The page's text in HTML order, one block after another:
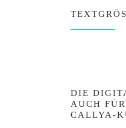
DIE
AUCH
CALLYA-